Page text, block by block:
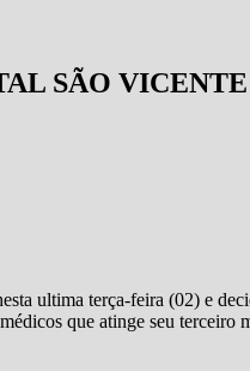
SÃO
ultima terça-feira (02) e
que atinge seu terceiro